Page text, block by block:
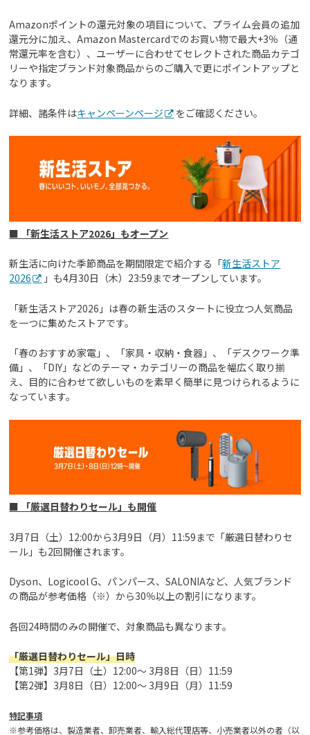
Amazonポイントの還元対象の項目について、プライム会員の追加
還元分に加え、Amazon Mastercardでのお買い物で最大+3％（通
常還元率を含む）、ユーザーに合わせてセレクトされた商品カテゴ
リーや指定ブランド対象商品からのご購入で更にポイントアップと
なります。
詳細、諸条件はキャンペーンページ をご確認ください。
■ 「新生活ストア2026」もオープン
新生活に向けた季節商品を期間限定で紹介する「新生活ストア
2026
」も4月30日（木）23:59までオープンしています。
「新生活ストア2026」は春の新生活のスタートに役立つ人気商品
を一つに集めたストアです。
「春のおすすめ家電」、「家具・収納・食器」、「デスクワーク準
備」、「DIY」などのテーマ・カテゴリーの商品を幅広く取り揃
え、目的に合わせて欲しいものを素早く簡単に見つけられるように
なっています。
■ 「厳選日替わりセール」も開催
3月7日（土）12:00から3月9日（月）11:59まで「厳選日替わりセ
ール」も2回開催されます。
Dyson、Logicool G、パンパース、SALONIAなど、人気ブランド
の商品が参考価格（※）から30％以上の割引になります。
各回24時間のみの開催で、対象商品も異なります。
「厳選日替わりセール」日時
【第1弾】3月7日（土）12:00～ 3月8日（日）11:59
【第2弾】3月8日（日）12:00～ 3月9日（月）11:59
特記事項
※参考価格は、製造業者、卸売業者、輸入総代理店等、小売業者以外の者（以